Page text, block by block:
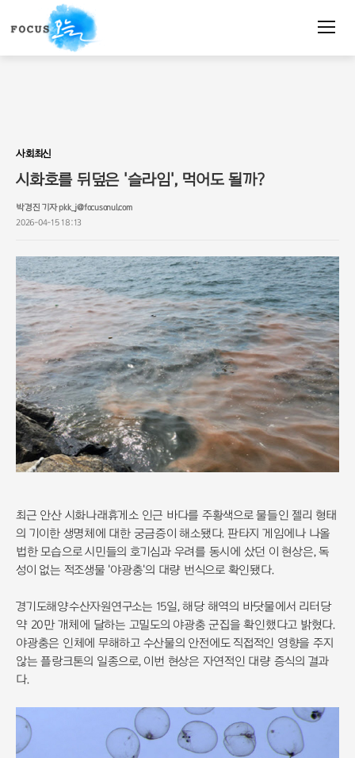
주
사회최신
시화호를 뒤덮은 '슬라임', 먹어도 될까?
박경진 기자 pkk_j@focusonul.com
2026-04-15 18:13
최근 안산 시화나래휴게소 인근 바다를 주황색으로 물들인 젤리 형태
의 기이한 생명체에 대한 궁금증이 해소됐다. 판타지 게임에나 나올
법한 모습으로 시민들의 호기심과 우려를 동시에 샀던 이 현상은, 독
성이 없는 적조생물 '야광충'의 대량 번식으로 확인됐다.
경기도해양수산자원연구소는 15일, 해당 해역의 바닷물에서 리터당
약 20만 개체에 달하는 고밀도의 야광충 군집을 확인했다고 밝혔다.
야광충은 인체에 무해하고 수산물의 안전에도 직접적인 영향을 주지
않는 플랑크톤의 일종으로, 이번 현상은 자연적인 대량 증식의 결과
다.